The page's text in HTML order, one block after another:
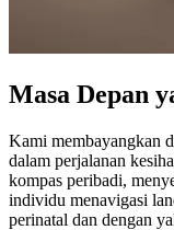
Masa Depan
Kami membayangkan
dalam perjalanan
kompas peribadi,
individu menavigasi
perinatal dan dengan